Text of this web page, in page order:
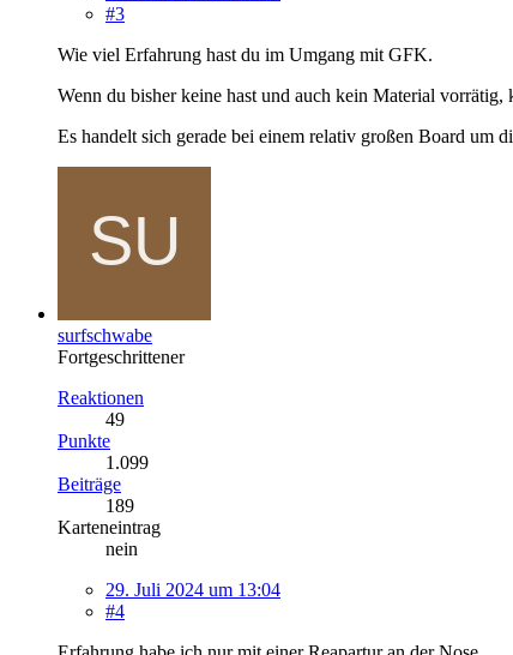
#3
Wie viel Erfahrung hast du im Umgang mit GFK.
Wenn du bisher keine hast und auch kein Material
Es handelt sich gerade bei einem relativ großen Board um
surfschwabe
Fortgeschrittener
Reaktionen
49
Punkte
1.099
Beiträge
189
Karteneintrag
nein
29. Juli 2024 um 13:04
#4